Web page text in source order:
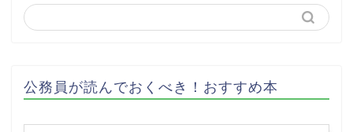
公務員が読んでおくべき！おすすめ本